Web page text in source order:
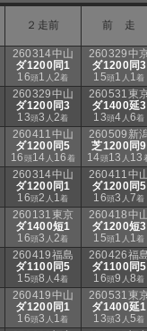
２走前 前 走
260314中山
ダ1200同1
16頭1 人2着
260329中
ダ1200同3
15頭1 人 1着
260329中山
ダ1200同3
13頭3 人2着
260531東
ダ1400延3
13頭4 人6着
260411中山
ダ1200同5
16 頭14 人 16 着
260509新
芝1200同9
14頭13 人 13
260314中山
ダ1200同1
16頭2 人 1着
260411中
ダ1200同5
16頭3 人 7着
260131東京
ダ1400短1
16頭3 人2着
260418中
ダ1200短3
15頭1 人 1着
260419福島
ダ1100同5
15頭8 人4着
260426福
ダ1100同5
16頭9 人8着
260419中山
ダ1200同1
16頭3 人 1着
260531東
ダ1400延1
13頭3 人5着